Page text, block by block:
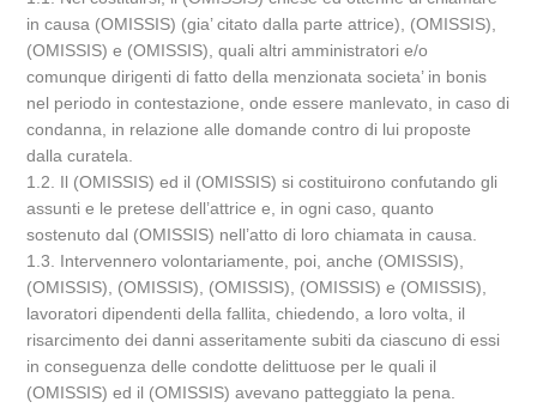
in causa (OMISSIS) (gia’ citato dalla parte attrice), (OMISSIS),
(OMISSIS) e (OMISSIS), quali altri amministratori e/o
comunque dirigenti di fatto della menzionata societa’ in bonis
nel periodo in contestazione, onde essere manlevato, in caso di
condanna, in relazione alle domande contro di lui proposte
dalla curatela.
1.2. Il (OMISSIS) ed il (OMISSIS) si costituirono confutando gli
assunti e le pretese dell’attrice e, in ogni caso, quanto
sostenuto dal (OMISSIS) nell’atto di loro chiamata in causa.
1.3. Intervennero volontariamente, poi, anche (OMISSIS),
(OMISSIS), (OMISSIS), (OMISSIS), (OMISSIS) e (OMISSIS),
lavoratori dipendenti della fallita, chiedendo, a loro volta, il
risarcimento dei danni asseritamente subiti da ciascuno di essi
in conseguenza delle condotte delittuose per le quali il
(OMISSIS) ed il (OMISSIS) avevano patteggiato la pena.